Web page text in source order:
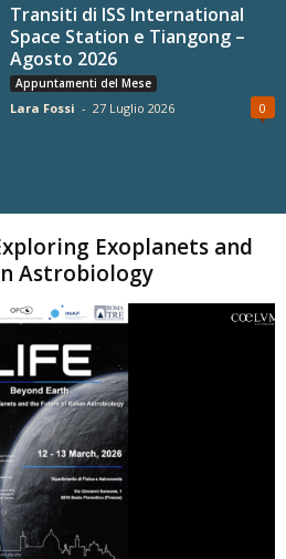
Transiti di ISS International
Space Station e Tiangong –
Agosto 2026
Appuntamenti del Mese
Lara Fossi - 27 Luglio 2026 0
Exoplanets and
Astrobiology